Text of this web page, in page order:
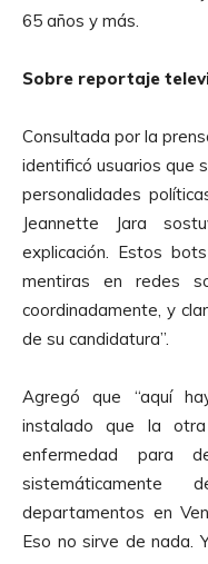
65 años y más.
Sobre reportaje
Consultada por la
identificó usuarios que
personalidades
Jeannette Jara
explicación. Estos
mentiras en redes
coordinadamente, y
de su candidatura”.
Agregó que “aquí
instalado que la
enfermedad para
sistemáticamente
departamentos en
Eso no sirve de nada.